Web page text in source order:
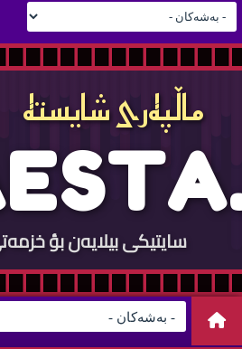
ماڵپه‌ری شایسته‌
ESTA.
سایتيكی بيلایه‌ن بؤ